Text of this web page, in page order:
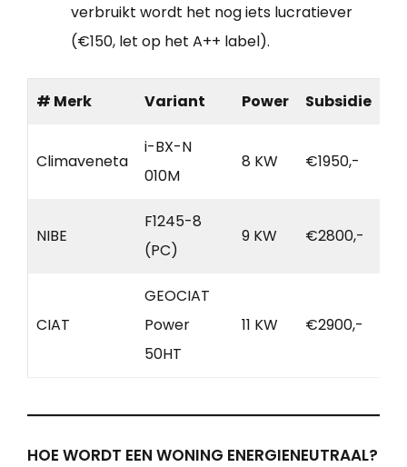
verbruikt wordt het nog iets lucratiever
(€150, let op het A++ label).
# Merk Variant Power Subsidie
Climaveneta
i-BX-N
010M
8 KW €1950,-
NIBE
F1245-8
(PC)
9 KW €2800,-
CIAT
GEOCIAT
Power
50HT
11 KW €2900,-
HOE WORDT EEN WONING ENERGIENEUTRAAL?